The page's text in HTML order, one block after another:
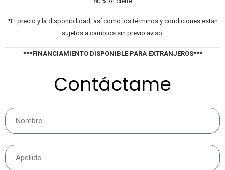
*El precio y la disponibilidad, así como los términos y condiciones están
sujetos a cambios sin previo aviso.
***FINANCIAMIENTO DISPONIBLE PARA EXTRANJEROS***
Contáctame